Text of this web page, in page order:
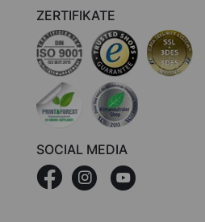
ZERTIFIKATE
SOCIAL MEDIA